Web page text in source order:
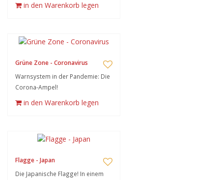
in den Warenkorb legen
Grüne Zone - Coronavirus
Warnsystem in der Pandemie: Die
Corona-Ampel!
in den Warenkorb legen
Flagge - Japan
Die Japanische Flagge! In einem